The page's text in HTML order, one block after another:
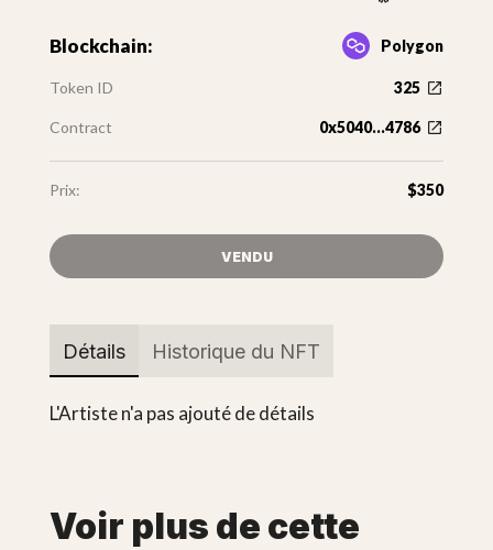
Blockchain: Polygon
Token ID 325
Contract 0x5040...4786
Prix: $350
VENDU
Détails Historique du NFT
L'Artiste n'a pas ajouté de détails
Voir plus de cette